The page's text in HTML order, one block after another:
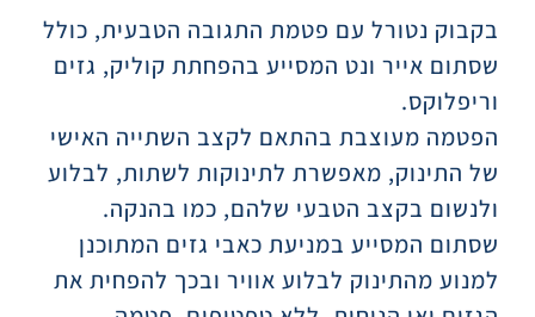
בקבוק נטורל עם פטמת התגובה הטבעית, כולל
שסתום אייר ונט המסייע בהפחתת קוליק, גזים
וריפלוקס.
הפטמה מעוצבת בהתאם לקצב השתייה האישי
של התינוק, מאפשרת לתינוקות לשתות, לבלוע
ולנשום בקצב הטבעי שלהם, כמו בהנקה.
שסתום המסייע במניעת כאבי גזים המתוכנן
למנוע מהתינוק לבלוע אוויר ובכך להפחית את